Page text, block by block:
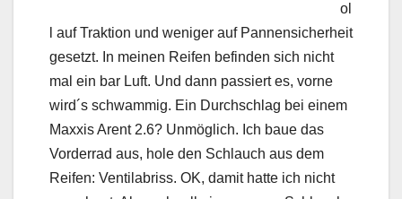
ol
l auf Traktion und weniger auf Pannensicherheit
gesetzt. In meinen Reifen befinden sich nicht
mal ein bar Luft. Und dann passiert es, vorne
wird´s schwammig. Ein Durchschlag bei einem
Maxxis Arent 2.6? Unmöglich. Ich baue das
Vorderrad aus, hole den Schlauch aus dem
Reifen: Ventilabriss. OK, damit hatte ich nicht